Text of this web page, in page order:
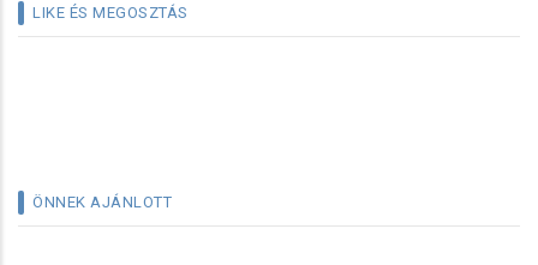
LIKE ÉS MEGOSZTÁS
ÖNNEK AJÁNLOTT